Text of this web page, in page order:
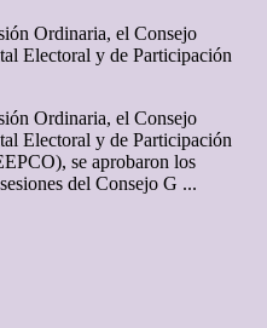
Ordinaria, el Consejo
Electoral y de Participación
Ordinaria, el Consejo
Electoral y de Participación
se aprobaron los
del Consejo G ...